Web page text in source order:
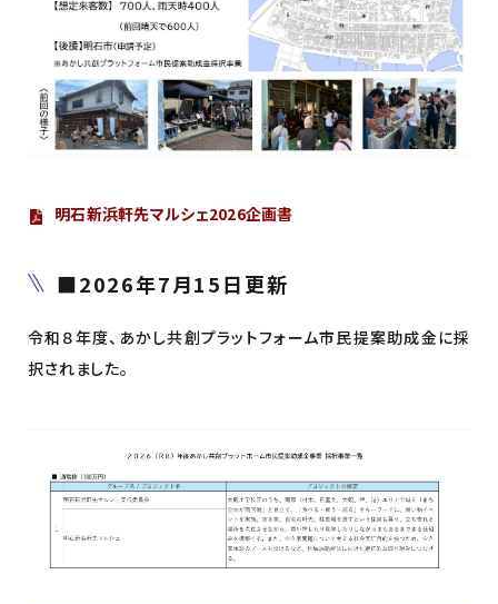
明石新浜軒先マルシェ2026企画書
■2026年7月15日更新
令和８年度、あかし共創プラットフォーム市民提案助成金に採
択されました。